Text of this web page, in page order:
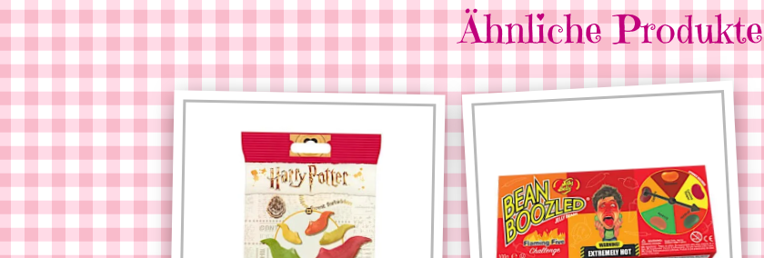
Ähnliche Produkte